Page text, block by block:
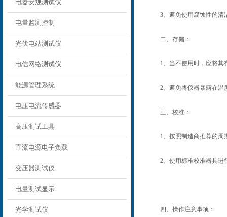
电器安规测试仪
电量监测控制
光伏电站测试仪
电信网络测试仪
能源管理系统
电压电流传感器
高压测试工具
直流电源电子负载
变压器测试仪
电量测试显示
光学测试仪
3、避免使用腐蚀性的清
二、存储：
1、当不使用时，应将其
2、避免将仪器暴露在温
三、校准：
1、按照制造商推荐的周
2、使用标准校准器具进
四、操作注意事项：